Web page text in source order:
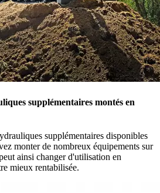
supplémentaires montés en
supplémentaires disponibles
monter de nombreux équipements sur
ainsi changer d'utilisation en
mieux rentabilisée.